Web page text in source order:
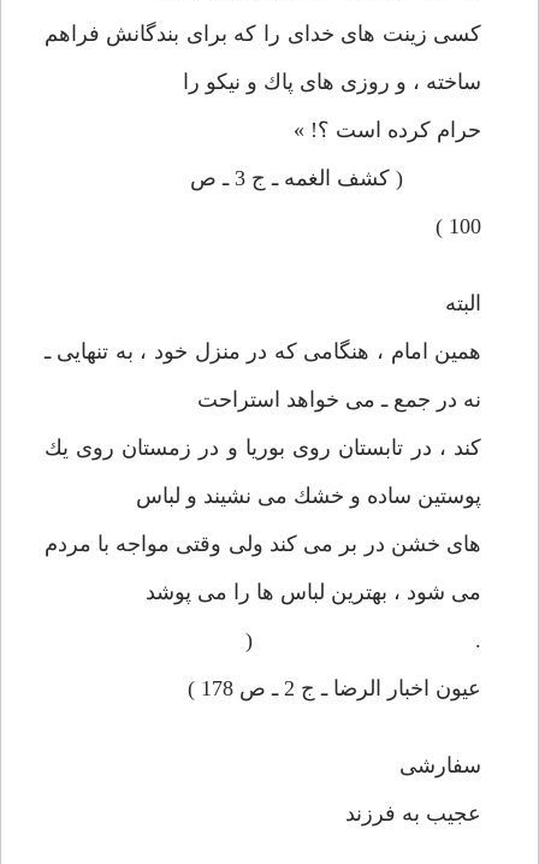
كسی زينت های خدای را كه برای بندگانش فراهم
ساخته ، و روزی های پاك و نيكو را
حرام كرده است ؟! »
( كشف الغمه ـ ج 3 ـ ص
100 )
البته
همين امام ، هنگامی كه در منزل خود ، به تنهایی ـ
نه در جمع ـ می خواهد استراحت
كند ، در تابستان روی بوريا و در زمستان روی يك
پوستين ساده و خشك می نشيند و لباس
های خشن در بر می كند ولی وقتی مواجه با مردم
می شود ، بهترين لباس ها را می پوشد
. (
عيون اخبار الرضا ـ ج 2 ـ ص 178 )
سفارشی
عجيب به فرزند